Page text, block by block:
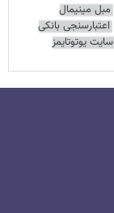
مبل مینیمال
اعتبارسنجی بانکی
سایت یوتوتایمز